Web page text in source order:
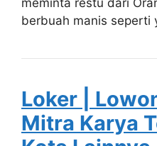
meminta restu dari
berbuah manis seperti
Loker |
Mitra Karya